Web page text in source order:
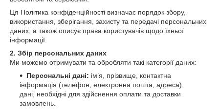
Ця Політика конфіденційності визначає порядок збору,
використання, зберігання, захисту та передачі персональних
даних, а також описує права користувачів щодо їхньої
інформації.
2. Збір персональних даних
Ми можемо отримувати та обробляти такі категорії даних:
Персональні дані: ім’я, прізвище, контактна
інформація (телефон, електронна пошта, адреса),
дані, необхідні для здійснення оплати та доставки
замовлень.